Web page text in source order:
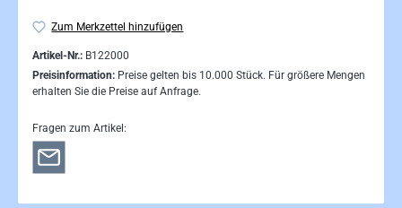
Zum Merkzettel hinzufügen
Artikel-Nr.: B122000
Preisinformation: Preise gelten bis 10.000 Stück. Für größere Mengen
erhalten Sie die Preise auf Anfrage.
Fragen zum Artikel: